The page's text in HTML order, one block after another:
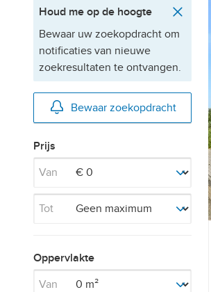
Houd me op de hoogte
Bewaar uw zoekopdracht om
notificaties van nieuwe
zoekresultaten te ontvangen.
Bewaar zoekopdracht
Prijs
Van
Tot
Oppervlakte
Van